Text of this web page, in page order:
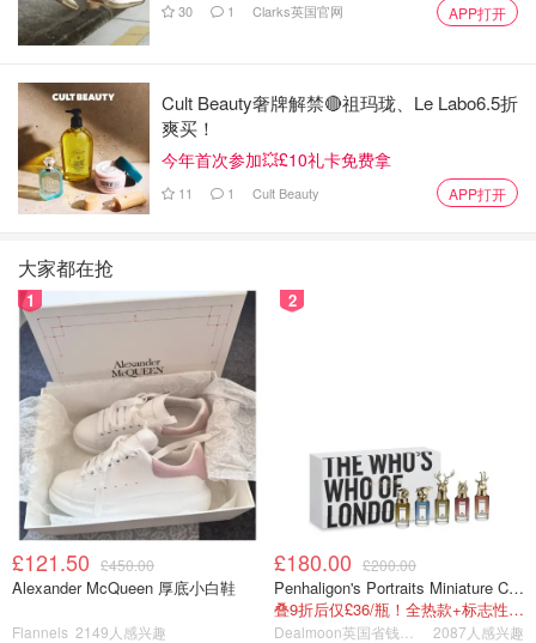
pubmed.gov (screenshot by author)
打开某一篇论文之后，整个页面排版非常清晰，右侧一栏会
给你完整版论文的链接，同时会提醒你是否有免费的版本。
可以直接复制各种格式的citation以及收藏这篇文章。
30 1 Clarks英国官网 APP打开
Cult Beauty奢牌解禁🔴祖玛珑、Le Labo6.5折
爽买！
今年首次参加💥£10礼卡免费拿
11 1 Cult Beauty APP打开
大家都在抢
1
£121.50 £450.00
Alexander McQueen 厚底小白鞋
Flannels 2149人感兴趣
2
£180.00 £200.00
Penhaligon's Portraits Miniature Collection 香氛套装 5瓶装
叠9折后仅£36/瓶！全热款+标志性兽首头
2087人感兴趣